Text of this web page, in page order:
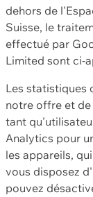
dehors de
Suisse, le
effectué par
Limited sont ci-
Les statistiques
notre offre et de
tant
Analytics pour
les appareils,
vous disposez
pouvez